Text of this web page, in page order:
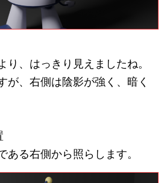
り、はっきり見えましたね。
が、右側は陰影が強く、暗く
ある右側から照らします。